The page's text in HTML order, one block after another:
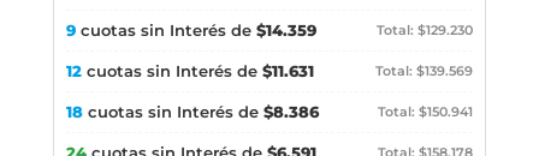
9 cuotas sin Interés de $14.359 Total: $129.230
12 cuotas sin Interés de $11.631 Total: $139.569
18 cuotas sin Interés de $8.386 Total: $150.941
Total: $158.178